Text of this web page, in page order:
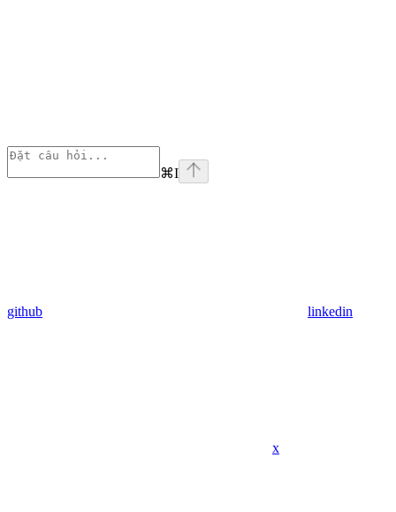
⌘I
github linkedin
x